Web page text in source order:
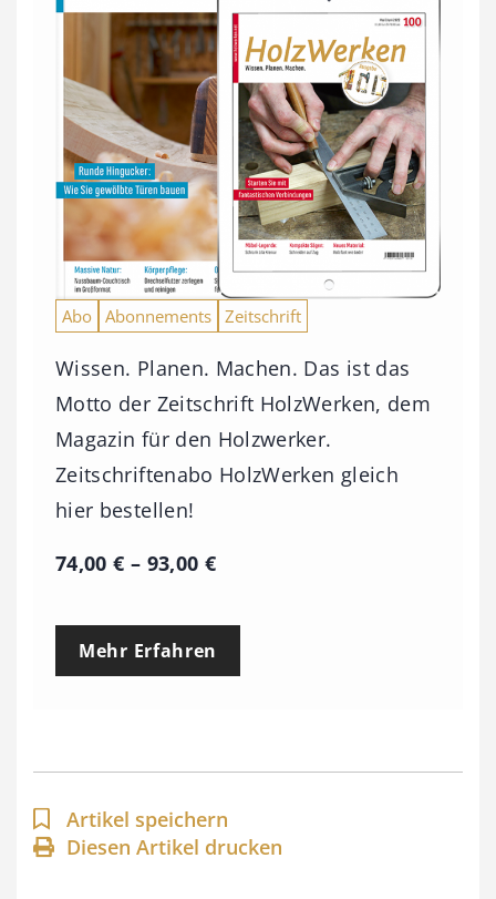
Abo Abonnements Zeitschrift
Wissen. Planen. Machen. Das ist das
Motto der Zeitschrift HolzWerken, dem
Magazin für den Holzwerker.
Zeitschriftenabo HolzWerken gleich
hier bestellen!
74,00€ – 93,00 €P
e
p
a
n
Mehr Erfahren
Artikel speichern
Diesen Artikel drucken